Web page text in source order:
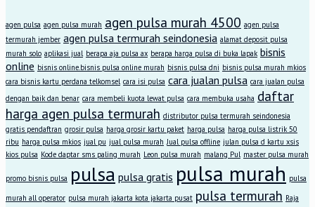
agen pulsa agen pulsa murah agen pulsa murah 4500 agen pulsa
termurah jember agen pulsa termurah seindonesia alamat deposit pulsa
murah solo aplikasi jual berapa aja pulsa ax berapa harga pulsa di buka lapak bisnis
online bisnis online.bisnis pulsa online murah bisnis pulsa dni bisnis pulsa murah mkios
cara bisnis kartu perdana telkomsel cara isi pulsa cara jualan pulsa cara jualan pulsa
dengan baik dan benar cara membeli kuota lewat pulsa cara membuka usaha daftar
harga agen pulsa termurah distributor pulsa termurah seindonesia
gratis pendaftran grosir pulsa harga grosir kartu paket harga pulsa harga pulsa listrik 50
ribu harga pulsa mkios jual pu jual pulsa murah Jual pulsa offline julan pulsa d kartu xsis
kios pulsa Kode daptar sms paling murah Leon pulsa murah malang Pul master pulsa murah
promo bisnis pulsa pulsa pulsa gratis pulsa murah pulsa
murah all operator pulsa murah jakarta kota jakarta pusat pulsa termurah Raja